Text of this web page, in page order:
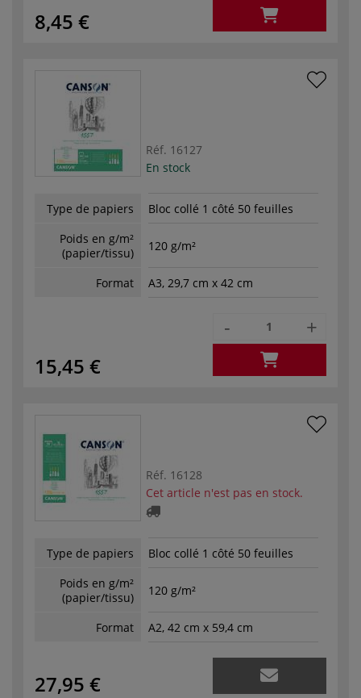
8,45 €
Réf. 16127
En stock
Type de papiers
Bloc collé 1 côté 50 feuilles
Poids en g/m²
(papier/tissu)
120 g/m²
Format A3, 29,7 cm x 42 cm
15,45 €
- +
Réf. 16128
Cet article n'est pas en stock.
Type de papiers
Bloc collé 1 côté 50 feuilles
Poids en g/m²
(papier/tissu)
120 g/m²
Format A2, 42 cm x 59,4 cm
27,95 €